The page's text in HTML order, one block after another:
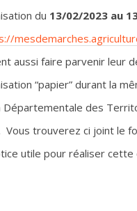
du 13/02/2023 au
aussi faire parvenir leur
“papier” durant la
Départementale des
Vous trouverez ci joint le
utile pour réaliser cette